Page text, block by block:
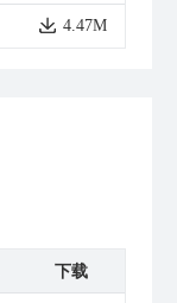
4.47M
下载